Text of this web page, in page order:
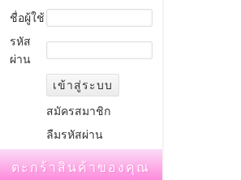
ชื่อผู้ใช้
รหัส
ผ่าน
สมัครสมาชิก
ลืมรหัสผ่าน
ตะกร้าสินค้าของคุณ